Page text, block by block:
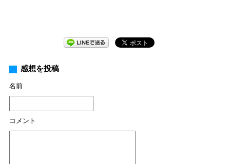
感想を投稿
名前
コメント